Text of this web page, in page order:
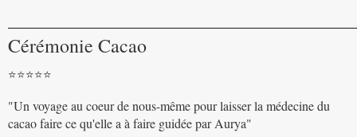
Cérémonie Cacao
⭐️⭐️⭐️⭐️⭐️
"Un voyage au coeur de nous-même pour laisser la médecine du
cacao faire ce qu'elle a à faire guidée par Aurya"